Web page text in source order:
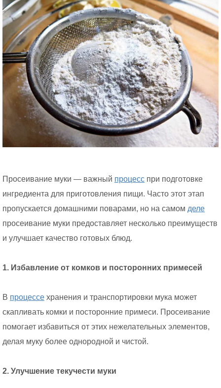
Просеивание муки — важный процесс при подготовке
ингредиента для приготовления пищи. Часто этот этап
пропускается домашними поварами, но на самом деле
просеивание муки предоставляет несколько преимуществ
и улучшает качество готовых блюд.
1. Избавление от комков и посторонних примесей
В процессе хранения и транспортировки мука может
скапливать комки и посторонние примеси. Просеивание
помогает избавиться от этих нежелательных элементов,
делая муку более однородной и чистой.
2. Улучшение текучести муки